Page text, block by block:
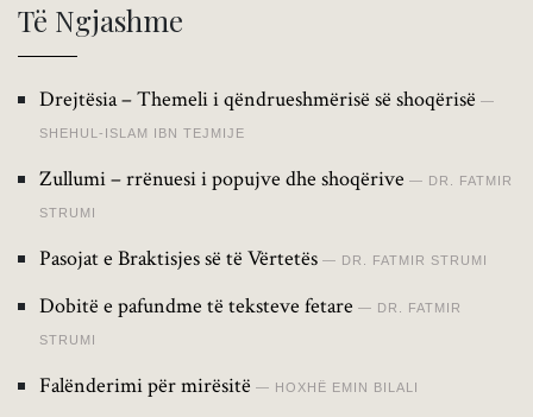
Të Ngjashme
Drejtësia – Themeli i qëndrueshmërisë së shoqërisë
SHEHUL-ISLAM IBN TEJMIJE
Zullumi – rrënuesi i popujve dhe shoqërive DR. FATMIR
STRUMI
Pasojat e Braktisjes së të Vërtetës DR. FATMIR STRUMI
Dobitë e pafundme të teksteve fetare DR. FATMIR
STRUMI
Falënderimi për mirësitë HOXHË EMIN BILALI